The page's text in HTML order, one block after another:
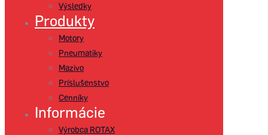
Výsledky
Produkty
Motory
Pneumatiky
Mazivo
Príslušenstvo
Cenníky
Informácie
Výrobca ROTAX